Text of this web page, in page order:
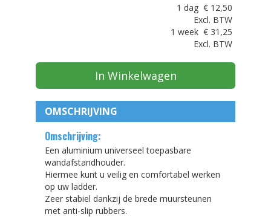
1 dag € 12,50
Excl. BTW
1 week € 31,25
Excl. BTW
In Winkelwagen
OMSCHRIJVING
Omschrijving:
Een aluminium universeel toepasbare
wandafstandhouder.
Hiermee kunt u veilig en comfortabel werken
op uw ladder.
Zeer stabiel dankzij de brede muursteunen
met anti-slip rubbers.